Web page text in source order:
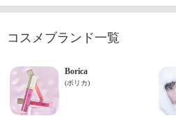
コスメブランド一覧